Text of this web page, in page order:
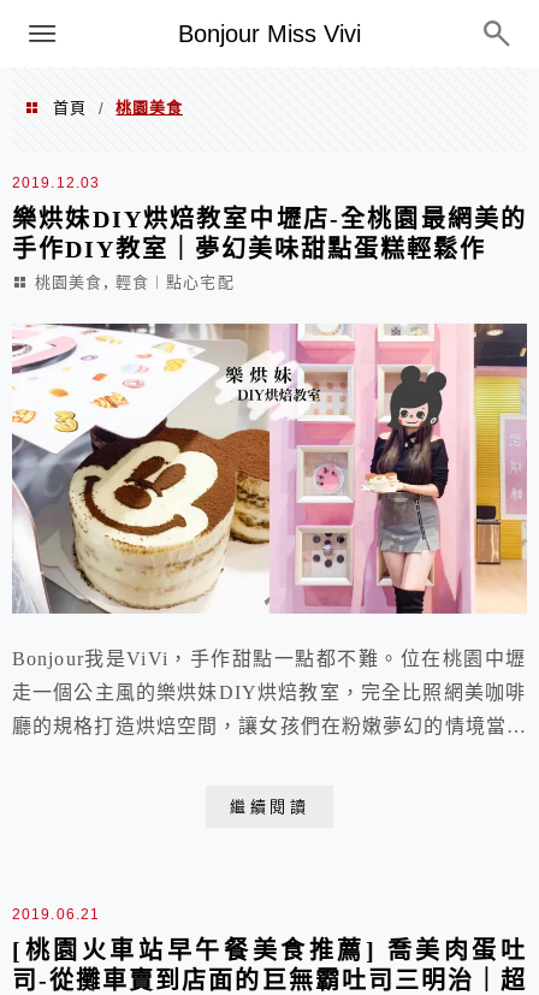
Bonjour Miss Vivi
選單
首頁 / 桃園美食
桃園美食
2019.12.03
樂烘妹DIY烘焙教室中壢店-全桃園最網美的
手作DIY教室｜夢幻美味甜點蛋糕輕鬆作
桃園美食 , 輕食︱點心宅配
Bonjour我是ViVi，手作甜點一點都不難。位在桃園中壢
走一個公主風的樂烘妹DIY烘焙教室，完全比照網美咖啡
廳的規格打造烘焙空間，讓女孩們在粉嫩夢幻的情境當個
繼續閱讀
2019.06.21
[桃園火車站早午餐美食推薦] 喬美肉蛋吐
司-從攤車賣到店面的巨無霸吐司三明治｜超